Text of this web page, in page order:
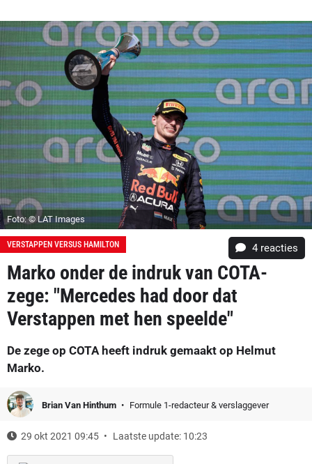
Foto: © LAT Images
VERSTAPPEN VERSUS HAMILTON 4 reacties
Marko onder de indruk van COTA-
zege: "Mercedes had door dat
Verstappen met hen speelde"
De zege op COTA heeft indruk gemaakt op Helmut
Marko.
Brian Van Hinthum Formule 1-redacteur & verslaggever
29 okt 2021 09:45 Laatste update: 10:23